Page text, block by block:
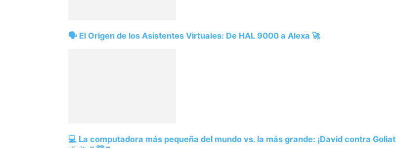
🗣️ El Origen de los Asistentes Virtuales: De HAL 9000 a Alexa 🚀
💻 La computadora más pequeña del mundo vs. la más grande: ¡David contra Goliat